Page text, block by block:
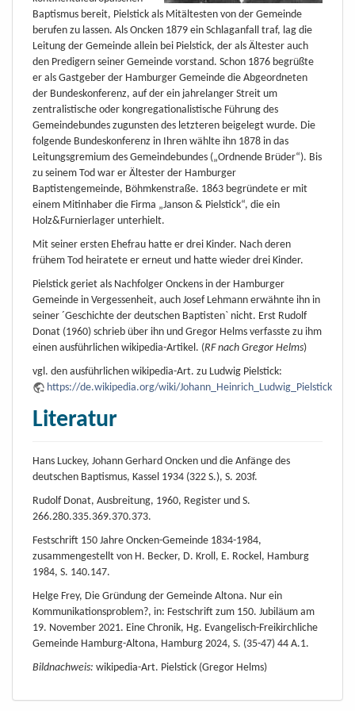
Baptismus bereit, Pielstick als Mitältesten von der Gemeinde
berufen zu lassen. Als Oncken 1879 ein Schlaganfall traf, lag die
Leitung der Gemeinde allein bei Pielstick, der als Ältester auch
den Predigern seiner Gemeinde vorstand. Schon 1876 begrüßte
er als Gastgeber der Hamburger Gemeinde die Abgeordneten
der Bundeskonferenz, auf der ein jahrelanger Streit um
zentralistische oder kongregationalistische Führung des
Gemeindebundes zugunsten des letzteren beigelegt wurde. Die
folgende Bundeskonferenz in Ihren wählte ihn 1878 in das
Leitungsgremium des Gemeindebundes („Ordnende Brüder“). Bis
zu seinem Tod war er Ältester der Hamburger
Baptistengemeinde, Böhmkenstraße. 1863 begründete er mit
einem Mitinhaber die Firma „Janson & Pielstick“, die ein
Holz&Furnierlager unterhielt.
Mit seiner ersten Ehefrau hatte er drei Kinder. Nach deren
frühem Tod heiratete er erneut und hatte wieder drei Kinder.
Pielstick geriet als Nachfolger Onckens in der Hamburger
Gemeinde in Vergessenheit, auch Josef Lehmann erwähnte ihn in
seiner ´Geschichte der deutschen Baptisten` nicht. Erst Rudolf
Donat (1960) schrieb über ihn und Gregor Helms verfasste zu ihm
einen ausführlichen wikipedia-Artikel. (RF nach Gregor Helms)
vgl. den ausführlichen wikipedia-Art. zu Ludwig Pielstick:
https://de.wikipedia.org/wiki/Johann_Heinrich_Ludwig_Pielstick
Literatur
Hans Luckey, Johann Gerhard Oncken und die Anfänge des
deutschen Baptismus, Kassel 1934 (322 S.), S. 203f.
Rudolf Donat, Ausbreitung, 1960, Register und S.
266.280.335.369.370.373.
Festschrift 150 Jahre Oncken-Gemeinde 1834-1984,
zusammengestellt von H. Becker, D. Kroll, E. Rockel, Hamburg
1984, S. 140.147.
Helge Frey, Die Gründung der Gemeinde Altona. Nur ein
Kommunikationsproblem?, in: Festschrift zum 150. Jubiläum am
19. November 2021. Eine Chronik, Hg. Evangelisch-Freikirchliche
Gemeinde Hamburg-Altona, Hamburg 2024, S. (35-47) 44 A.1.
Bildnachweis: wikipedia-Art. Pielstick (Gregor Helms)